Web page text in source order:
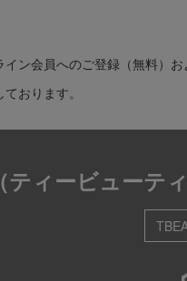
ン会員へのご登録（無料）お
おります。
ティービューテ